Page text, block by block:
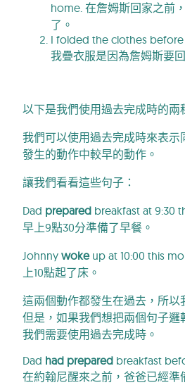
home. 在詹姆斯回家之前
了。
I folded the clothes
我疊衣服是因為詹姆斯要
以下是我們使用過去完成時的兩
我們可以使用過去完成時來表示
發生的動作中較早的動作。
讓我們看看這些句子：
Dad prepared breakfast at 9:30
早上9點30分準備了早餐。
Johnny wokeup at 10:00 this
上10點起了床。
這兩個動作都發生在過去，所以
但是，如果我們想把兩個句子邏
我們需要使用過去完成時。
Dad had prepared breakfast
在約翰尼醒來之前，爸爸已經準